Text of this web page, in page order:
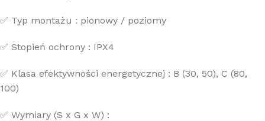
✅ Typ montażu : pionowy / poziomy
✅ Stopień ochrony : IPX4
✅ Klasa efektywności energetycznej : B (30, 50), C (80,
100)
✅ Wymiary (S x G x W) :